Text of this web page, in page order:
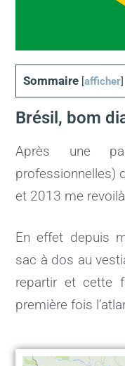
Sommaire [afficher]
Brésil, bom
Après une
professionnelles)
et 2013 me
En effet depuis
sac à dos au
repartir et cette
première fois